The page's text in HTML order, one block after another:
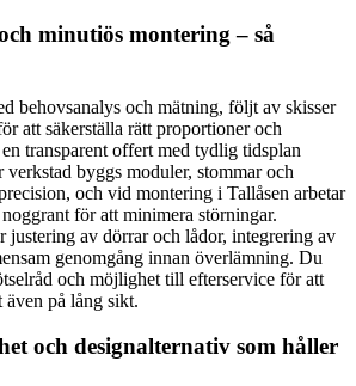
minutiös montering – så
behovsanalys och mätning, följt av skisser
att säkerställa rätt proportioner och
transparent offert med tydlig tidsplan
byggs moduler, stommar och
och vid montering i Tallåsen arbetar
för att minimera störningar.
justering av dörrar och lådor, integrering av
genomgång innan överlämning. Du
och möjlighet till efterservice för att
på lång sikt.
och designalternativ som håller